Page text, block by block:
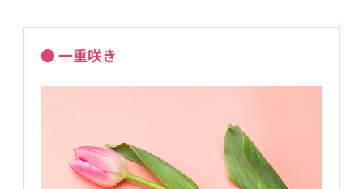
● 一重咲き